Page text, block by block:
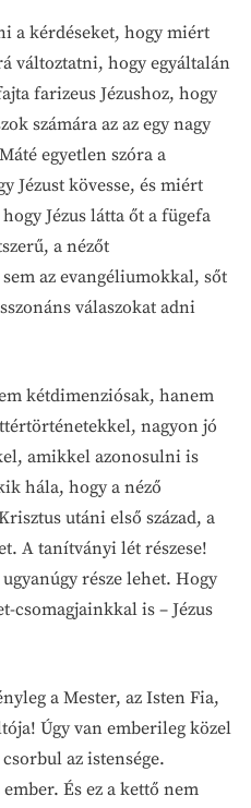
a kérdéseket, hogy miért
változtatni, hogy egyáltalán
farizeus Jézushoz, hogy
számára az az egy nagy
egyetlen szóra a
Jézust kövesse, és miért
Jézus látta őt a fügefa
a nézőt
az evangéliumokkal, sőt
válaszokat adni
kétdimenziósak, hanem
nagyon jó
amikkel azonosulni is
hála, hogy a néző
utáni első század, a
A tanítványi lét részese!
része lehet. Hogy
csomagjainkkal is – Jézus
a Mester, az Isten Fia,
Úgy van emberileg közel
az istensége.
És ez a kettő nem